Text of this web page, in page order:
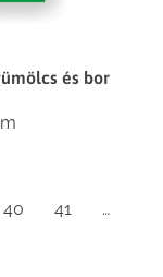
és bor
40 41
…